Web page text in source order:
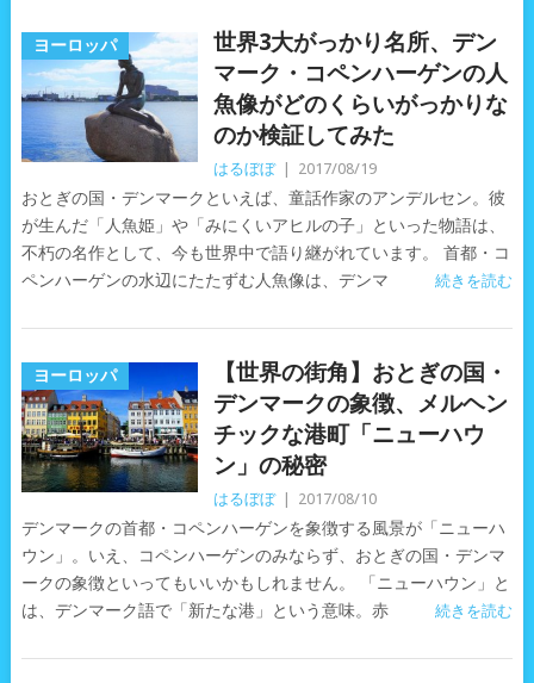
ヨーロッパ
世界3大がっかり名所、デン
マーク・コペンハーゲンの人
魚像がどのくらいがっかりな
のか検証してみた
はるぼぼ 2017/08/19
おとぎの国・デンマークといえば、童話作家のアンデルセン。彼
が生んだ「人魚姫」や「みにくいアヒルの子」といった物語は、
不朽の名作として、今も世界中で語り継がれています。 首都・コ
ペンハーゲンの水辺にたたずむ人魚像は、デンマ
続きを読む
ヨーロッパ
【世界の街角】おとぎの国・
デンマークの象徴、メルヘン
チックな港町「ニューハウ
ン」の秘密
はるぼぼ 2017/08/10
デンマークの首都・コペンハーゲンを象徴する風景が「ニューハ
ウン」。いえ、コペンハーゲンのみならず、おとぎの国・デンマ
ークの象徴といってもいいかもしれません。 「ニューハウン」と
は、デンマーク語で「新たな港」という意味。赤
続きを読む